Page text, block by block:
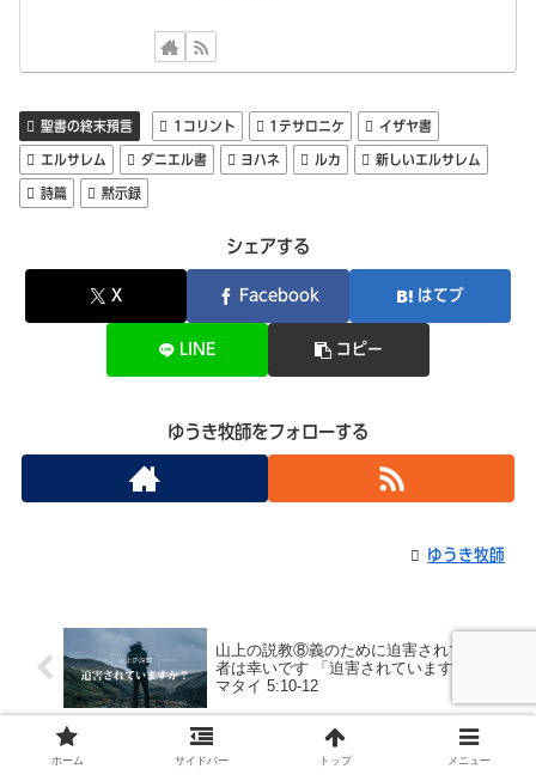
聖書の終末預言 1コリント 1テサロニケ イザヤ書
エルサレム ダニエル書 ヨハネ ルカ 新しいエルサレム
詩篇 黙示録
シェアする
X Facebook はてブ
LINE コピー
ゆうき牧師をフォローする
ゆうき牧師
山上の説教⑧義のために迫害されている
者は幸いです 「迫害されていますか？」
マタイ 5:10-12
山上の説教⑨「影響力 前半」地の塩と世
ホーム サイドバー トップ メニュー